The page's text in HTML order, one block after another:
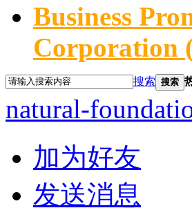
Business
Corporation
搜索 搜索
natural-
加为好友
发送消息